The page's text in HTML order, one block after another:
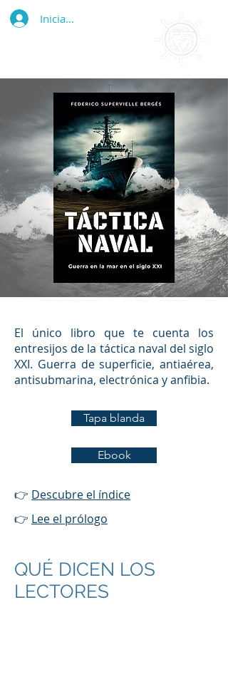
Iniciar sesión
El único libro que te cuenta los
entresijos de la táctica naval del siglo
XXI. Guerra de superficie, antiaérea,
antisubmarina, electrónica y anfibia.
Tapa blanda
Ebook
👉 Descubre el índice
👉 Lee el prólogo
QUÉ DICEN LOS
LECTORES